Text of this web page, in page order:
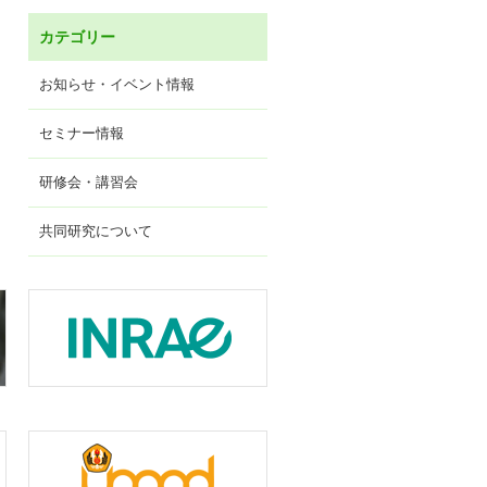
カテゴリー
お知らせ・イベント情報
セミナー情報
研修会・講習会
共同研究について